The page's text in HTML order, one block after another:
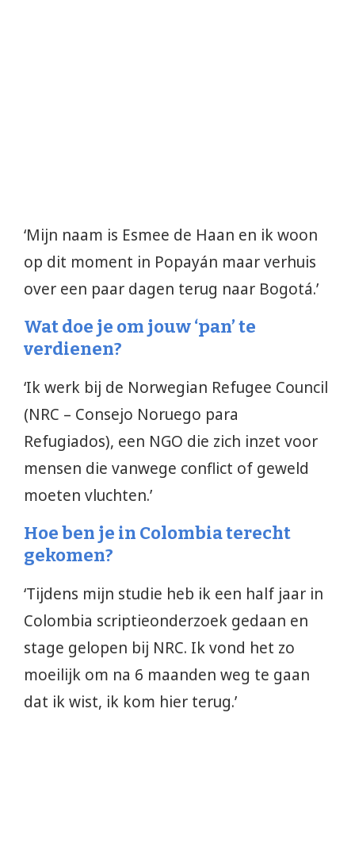
‘Mijn naam is Esmee de Haan en ik woon
op dit moment in Popayán maar verhuis
over een paar dagen terug naar Bogotá.’
Wat doe je om jouw ‘pan’ te
verdienen?
‘Ik werk bij de Norwegian Refugee Council
(NRC – Consejo Noruego para
Refugiados), een NGO die zich inzet voor
mensen die vanwege conflict of geweld
moeten vluchten.’
Hoe ben je in Colombia terecht
gekomen?
‘Tijdens mijn studie heb ik een half jaar in
Colombia scriptieonderzoek gedaan en
stage gelopen bij NRC. Ik vond het zo
moeilijk om na 6 maanden weg te gaan
dat ik wist, ik kom hier terug.’